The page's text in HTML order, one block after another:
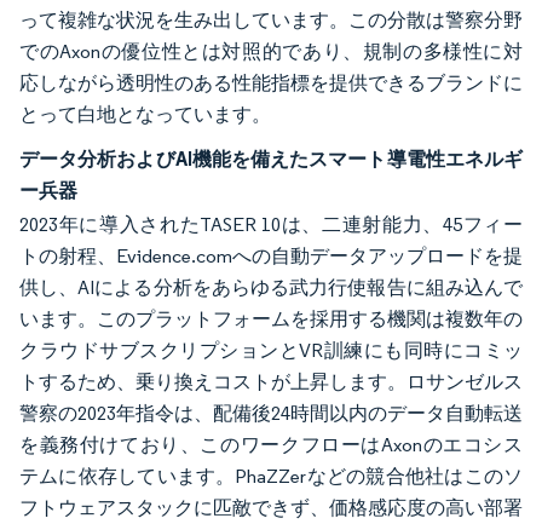
って複雑な状況を生み出しています。この分散は警察分野
でのAxonの優位性とは対照的であり、規制の多様性に対
応しながら透明性のある性能指標を提供できるブランドに
とって白地となっています。
データ分析およびAI機能を備えたスマート導電性エネルギ
ー兵器
2023年に導入されたTASER 10は、二連射能力、45フィー
トの射程、Evidence.comへの自動データアップロードを提
供し、AIによる分析をあらゆる武力行使報告に組み込んで
います。このプラットフォームを採用する機関は複数年の
クラウドサブスクリプションとVR訓練にも同時にコミッ
トするため、乗り換えコストが上昇します。ロサンゼルス
警察の2023年指令は、配備後24時間以内のデータ自動転送
を義務付けており、このワークフローはAxonのエコシス
テムに依存しています。PhaZZerなどの競合他社はこのソ
フトウェアスタックに匹敵できず、価格感応度の高い部署